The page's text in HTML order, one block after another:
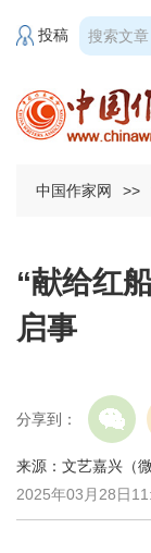
投稿
中国作家网 >>
“献给红
启事
分享到：
来源：文艺嘉
2025年03月28日